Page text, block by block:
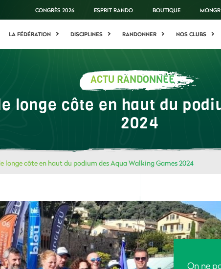
CONGRÈS 2026 ESPRIT RANDO BOUTIQUE MONGR
LA FÉDÉRATION DISCIPLINES RANDONNER NOS CLUBS
ACTU RANDONNÉE
longe côte en haut du
2024
longe côte en haut du podium des Aqua Walking Games 2024
On ne